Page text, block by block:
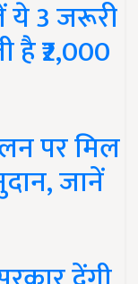
ये 3 जरूरी
₹2,000
पर मिल
जानें